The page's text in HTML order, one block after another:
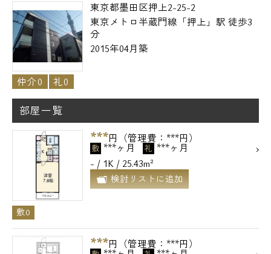
東京都墨田区押上2-25-2
東京メトロ半蔵門線「押上」駅 徒歩3
分
2015年04月築
仲介0 礼0
部屋一覧
***円（管理費：***円）
敷 ***ヶ月 礼 ***ヶ月
- / 1K / 25.43m²
検討リストに追加
敷0
***円（管理費：***円）